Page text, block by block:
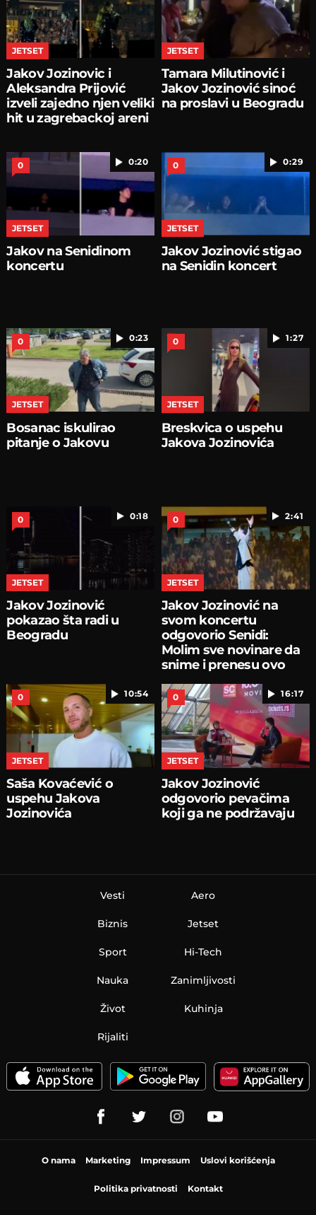
JETSET
Jakov Jozinovic i
Aleksandra Prijović
izveli zajedno njen veliki
hit u zagrebackoj areni
JETSET
Tamara Milutinović i
Jakov Jozinović sinoć
na proslavi u Beogradu
0:20
0
JETSET
Jakov na Senidinom
koncertu
0:29
0
JETSET
Jakov Jozinović stigao
na Senidin koncert
0:23
0
JETSET
Bosanac iskulirao
pitanje o Jakovu
1:27
0
JETSET
Breskvica o uspehu
Jakova Jozinovića
0:18
0
JETSET
Jakov Jozinović
pokazao šta radi u
Beogradu
2:41
0
JETSET
Jakov Jozinović na
svom koncertu
odgovorio Senidi:
Molim sve novinare da
snime i prenesu ovo
10:54
0
JETSET
Saša Kovaćević o
uspehu Jakova
Jozinovića
16:17
0
JETSET
Jakov Jozinović
odgovorio pevačima
koji ga ne podržavaju
Vesti
Biznis
Sport
Nauka
Aero
Jetset
Hi-Tech
Zanimljivosti
Život Kuhinja
Rijaliti
O nama Marketing Impressum Uslovi korišćenja
Politika privatnosti Kontakt